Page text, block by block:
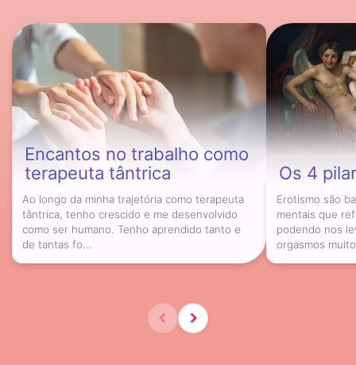
Encantos no trabalho como
terapeuta tântrica
Ao longo da minha trajetória como terapeuta
tântrica, tenho crescido e me desenvolvido
como ser humano. Tenho aprendido tanto e
de tantas fo...
Os 4
Erotismo são
mentais que
podendo nos
orgasmos